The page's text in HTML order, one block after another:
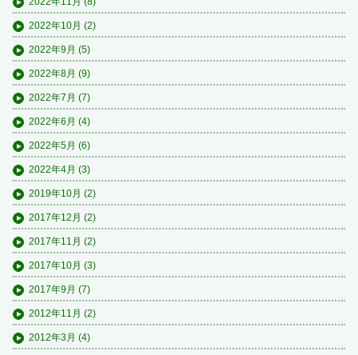
2022年10月 (2)
2022年9月 (5)
2022年8月 (9)
2022年7月 (7)
2022年6月 (4)
2022年5月 (6)
2022年4月 (3)
2019年10月 (2)
2017年12月 (2)
2017年11月 (2)
2017年10月 (3)
2017年9月 (7)
2012年11月 (2)
2012年3月 (4)